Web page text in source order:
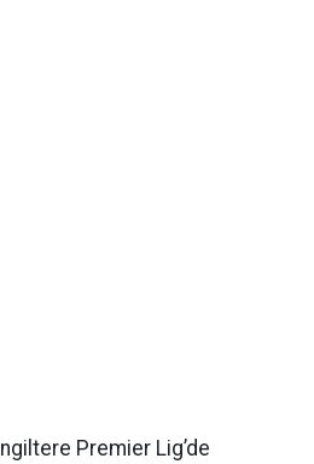
Premier Lig’de